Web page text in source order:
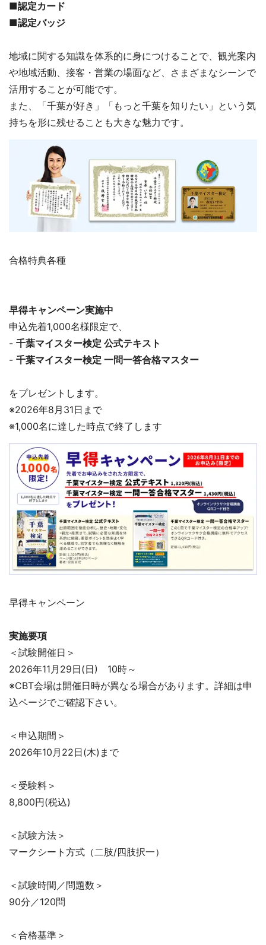
■認定カード
■認定バッジ
地域に関する知識を体系的に身につけることで、観光案内
や地域活動、接客・営業の場面など、さまざまなシーンで
活用することが可能です。
また、「千葉が好き」「もっと千葉を知りたい」という気
持ちを形に残せることも大きな魅力です。
合格特典各種
早得キャンペーン実施中
申込先着1,000名様限定で、
- 千葉マイスター検定 公式テキスト
- 千葉マイスター検定 一問一答合格マスター
をプレゼントします。
※2026年8月31日まで
※1,000名に達した時点で終了します
早得キャンペーン
実施要項
＜試験開催日＞
2026年11月29日(日) 10時～
※CBT会場は開催日時が異なる場合があります。詳細は申
込ページでご確認下さい。
＜申込期間＞
2026年10月22日(木)まで
＜受験料＞
8,800円(税込)
＜試験方法＞
マークシート方式（二肢/四肢択一）
＜試験時間／問題数＞
90分／120問
＜合格基準＞